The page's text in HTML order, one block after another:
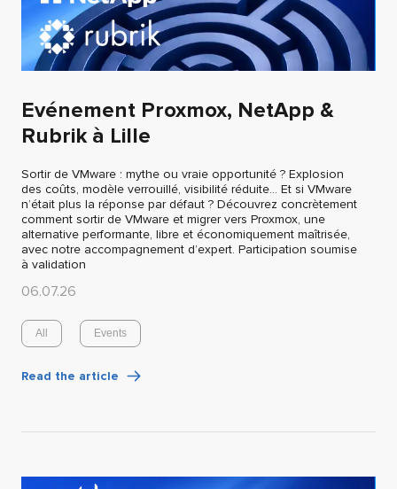
Evénement Proxmox, NetApp &
Rubrik à Lille
Sortir de VMware : mythe ou vraie opportunité ? Explosion
des coûts, modèle verrouillé, visibilité réduite… Et si VMware
n’était plus la réponse par défaut ? Découvrez concrètement
comment sortir de VMware et migrer vers Proxmox, une
alternative performante, libre et économiquement maîtrisée,
avec notre accompagnement d’expert. Participation soumise
à validation
06.07.26
All Events
Read the article